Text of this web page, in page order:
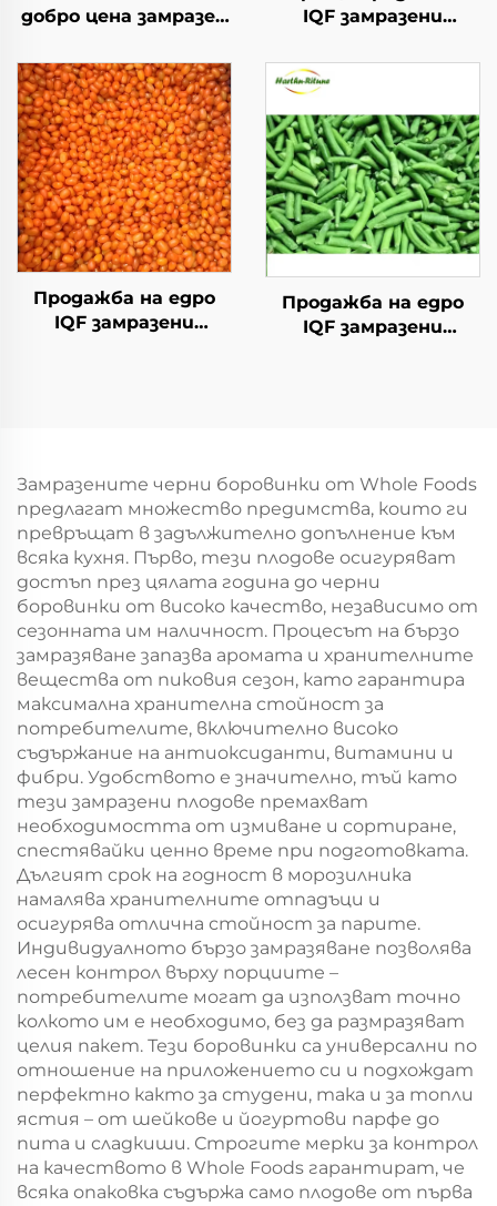
добро цена замразен
мазнина на
опашката наличен
замразен агнешки
бут за продажба
IQF замразени
замразено броколи с
добро цена
Продажба на едро
IQF замразени
Продажба на едро
IQF замразени
Замразените черни боровинки от Whole Foods
предлагат множество предимства, които ги
превръщат в задължително допълнение към
всяка кухня. Първо, тези плодове осигуряват
достъп през цялата година до черни
боровинки от високо качество, независимо от
сезонната им наличност. Процесът на бързо
замразяване запазва аромата и хранителните
вещества от пиковия сезон, като гарантира
максимална хранителна стойност за
потребителите, включително високо
съдържание на антиоксиданти, витамини и
фибри. Удобството е значително, тъй като
тези замразени плодове премахват
необходимостта от измиване и сортиране,
спестявайки ценно време при подготовката.
Дългият срок на годност в морозилника
намалява хранителните отпадъци и
осигурява отлична стойност за парите.
Индивидуалното бързо замразяване позволява
лесен контрол върху порциите –
потребителите могат да използват точно
колкото им е необходимо, без да размразяват
целия пакет. Тези боровинки са универсални по
отношение на приложението си и подхождат
перфектно както за студени, така и за топли
ястия – от шейкове и йогуртови парфе до
пита и сладкиши. Строгите мерки за контрол
на качеството в Whole Foods гарантират, че
всяка опаковка съдържа само плодове от първа